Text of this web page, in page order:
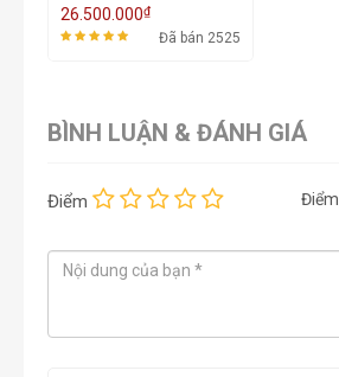
26.500.000₫
Đã bán 2525
BÌNH LUẬN & ĐÁNH GIÁ
Điểm Điểm